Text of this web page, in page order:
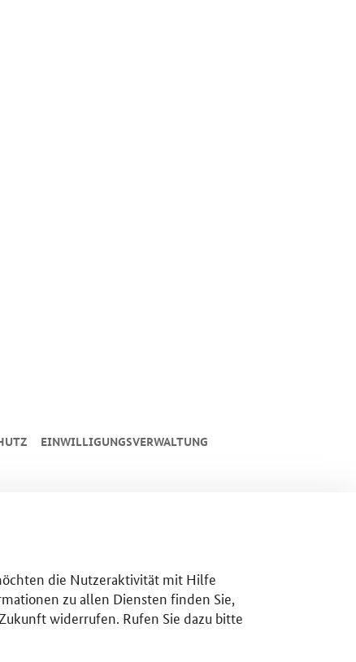
EINWILLIGUNGSVERWALTUNG
die Nutzeraktivität mit Hilfe
zu allen Diensten finden Sie,
widerrufen. Rufen Sie dazu bitte